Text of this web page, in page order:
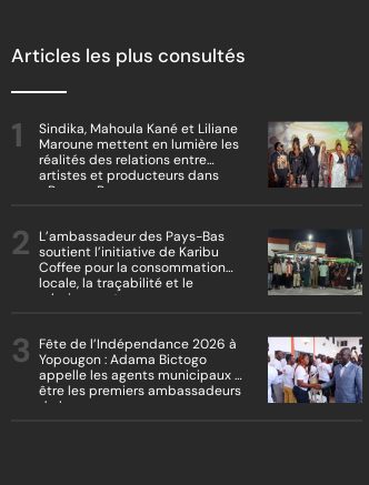
Articles les plus consultés
Sindika, Mahoula Kané et Liliane
Maroune mettent en lumière les
réalités des relations entre
artistes et producteurs dans
« Boss vs Boss »
L’ambassadeur des Pays-Bas
soutient l’initiative de Karibu
Coffee pour la consommation
locale, la traçabilité et le
reboisement
Fête de l’Indépendance 2026 à
Yopougon : Adama Bictogo
appelle les agents municipaux à
être les premiers ambassadeurs
de la commune